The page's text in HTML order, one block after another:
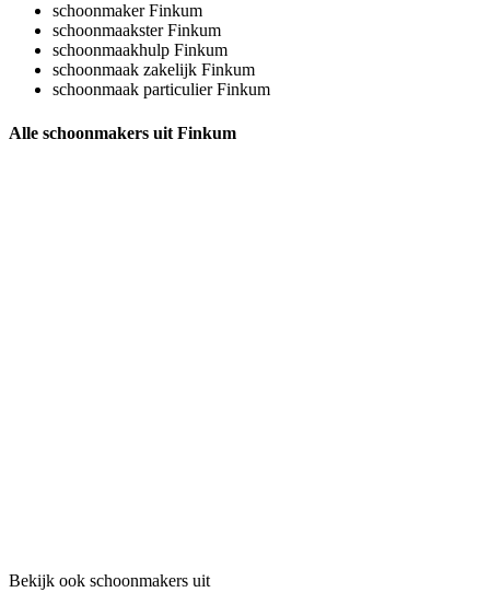
schoonmaker Finkum
schoonmaakster Finkum
schoonmaakhulp Finkum
schoonmaak zakelijk Finkum
schoonmaak particulier Finkum
Alle schoonmakers uit Finkum
Bekijk ook schoonmakers uit